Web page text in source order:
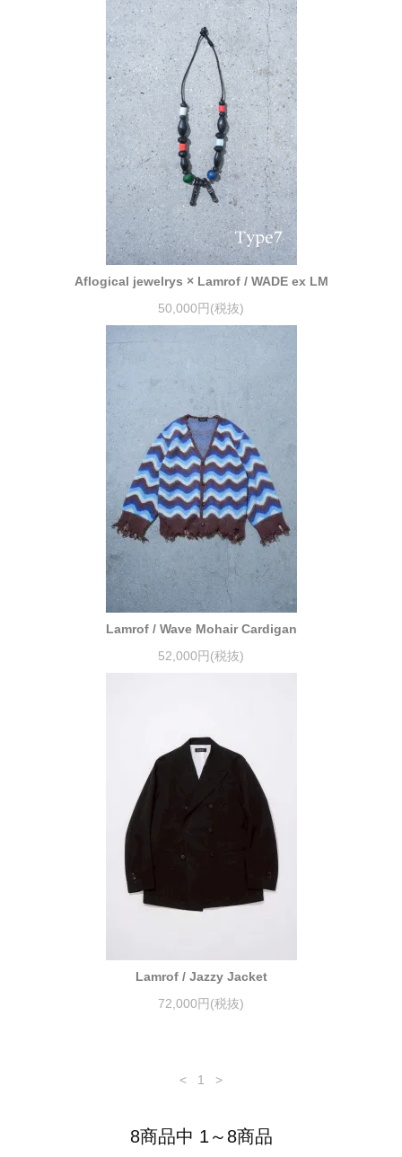
Aflogical jewelrys × Lamrof / WADE ex LM
50,000円(税抜)
Lamrof / Wave Mohair Cardigan
52,000円(税抜)
Lamrof / Jazzy Jacket
72,000円(税抜)
< 1 >
8商品中 1～8商品